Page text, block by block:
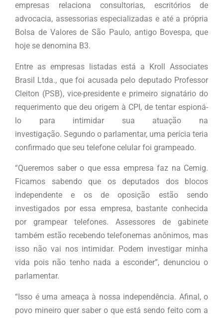
empresas relaciona consultorias, escritórios de
advocacia, assessorias especializadas e até a própria
Bolsa de Valores de São Paulo, antigo Bovespa, que
hoje se denomina B3.
Entre as empresas listadas está a Kroll Associates
Brasil Ltda., que foi acusada pelo deputado Professor
Cleiton (PSB), vice-presidente e primeiro signatário do
requerimento que deu origem à CPI, de tentar espioná-
lo para intimidar sua atuação na
investigação. Segundo o parlamentar, uma perícia teria
confirmado que seu telefone celular foi grampeado.
“Queremos saber o que essa empresa faz na Cemig.
Ficamos sabendo que os deputados dos blocos
independente e os de oposição estão sendo
investigados por essa empresa, bastante conhecida
por grampear telefones. Assessores de gabinete
também estão recebendo telefonemas anônimos, mas
isso não vai nos intimidar. Podem investigar minha
vida pois não tenho nada a esconder”, denunciou o
parlamentar.
“Isso é uma ameaça à nossa independência. Afinal, o
povo mineiro quer saber o que está sendo feito com a